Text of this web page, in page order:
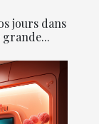
jours dans
grande...